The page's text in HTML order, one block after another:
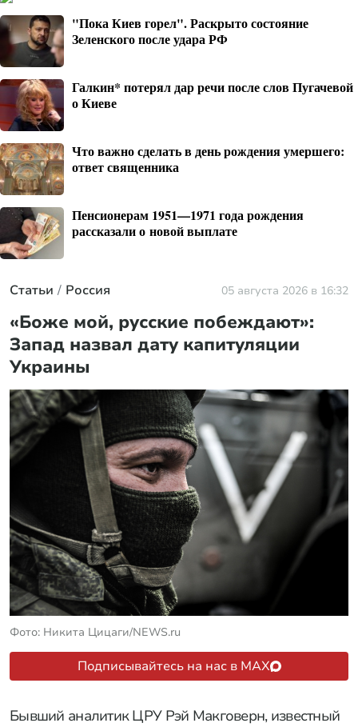
"Пока Киев горел". Раскрыто состояние
Зеленского после удара РФ
Галкин* потерял дар речи после слов Пугачевой
о Киеве
Что важно сделать в день рождения умершего:
ответ священника
Пенсионерам 1951—1971 года рождения
рассказали о новой выплате
Статьи Россия 05 августа 2026 в 16:32
«Боже мой, русские побеждают»:
Запад назвал дату капитуляции
Украины
Фото: Никита Цицаги/NEWS.ru
Подписывайтесь на нас в MAX
Бывший аналитик ЦРУ Рэй Макговерн, известный